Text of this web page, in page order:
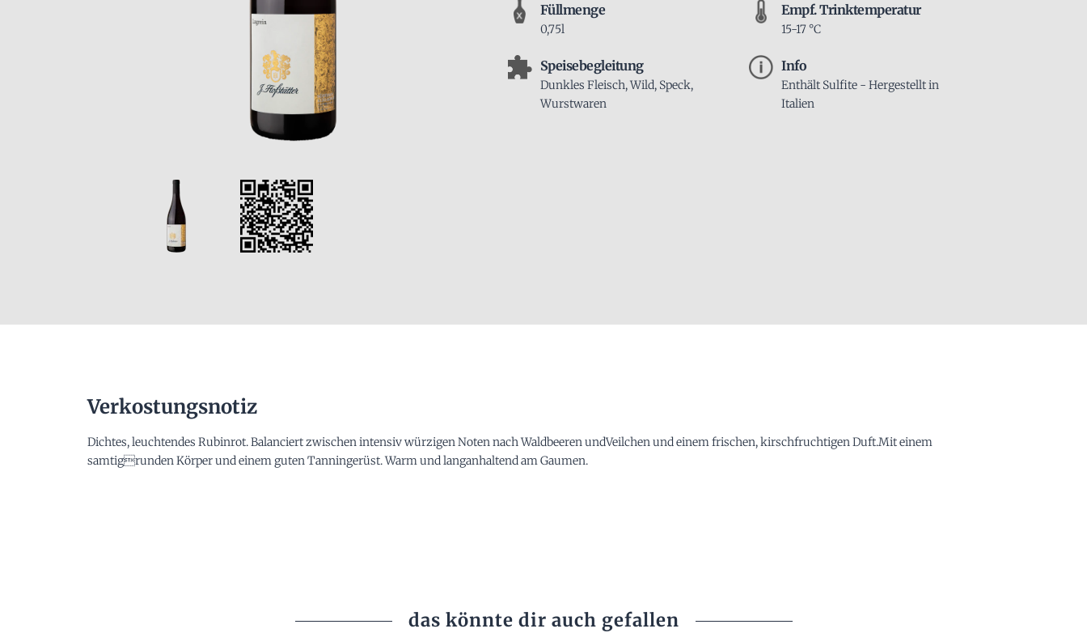
Füllmenge
0,75l
Empf. Trinktemperatur
15-17 °C
Speisebegleitung
Dunkles Fleisch, Wild, Speck,
Wurstwaren
Info
Enthält Sulfite - Hergestellt in
Italien
Verkostungsnotiz
Dichtes, leuchtendes Rubinrot. Balanciert zwischen intensiv würzigen Noten nach Waldbeeren undVeilchen und einem frischen, kirschfruchtigen Duft.Mit einem
samtigrunden Körper und einem guten Tanningerüst. Warm und langanhaltend am Gaumen.
das könnte dir auch gefallen